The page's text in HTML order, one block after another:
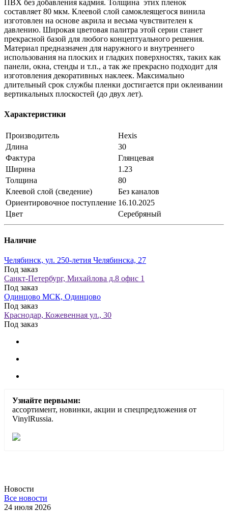
ПВХ без добавления кадмия. Толщина этих пленок
составляет 80 мкм. Клеевой слой самоклеящегося винила
изготовлен на основе акрила и весьма чувствителен к
давлению. Широкая цветовая палитра этой серии станет
прекрасной базой для любого концептуального решения.
Материал предназначен для наружного и внутреннего
использования на плоских и гладких поверхностях, таких как
панели, окна, стенды и т.п., а так же прекрасно подходит для
изготовления декоративных наклеек. Максимально
длительный срок службы пленки достигается при оклеивании
вертикальных плоскостей (до двух лет).
Характеристики
Производитель
Hexis
Длина
30
Фактура
Глянцевая
Ширина
1.23
Толщина
80
Клеевой слой (сведение)
Без каналов
Ориентировочное поступление 16.10.2025
Цвет
Серебряный
Наличие
Челябинск, ул. 250-летия Челябинска, 27
Под заказ
Санкт-Петербург, Михайлова д.8 офис 1
Под заказ
Одинцово МСК, Одинцово
Под заказ
Краснодар, Кожевенная ул., 30
Под заказ
Узнайте первыми:
ассортимент, новинки, акции и спецпредложения от
VinylRussia.
Новости
Все новости
24 июля 2026